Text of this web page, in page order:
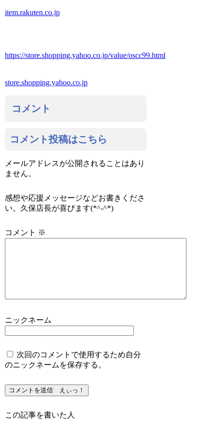
item.rakuten.co.jp
https://store.shopping.yahoo.co.jp/value/oscc99.html
store.shopping.yahoo.co.jp
コメント
コメント投稿はこちら
メールアドレスが公開されることはあり
ません。
感想や応援メッセージなどお書きくださ
い。久保店長が喜びます(*^-^*)
コメント ※
ニックネーム
次回のコメントで使用するため自分
のニックネームを保存する。
この記事を書いた人